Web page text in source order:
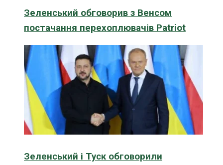
Зеленський обговорив з Венсом
постачання перехоплювачів Patriot
Зеленський і Туск обговорили